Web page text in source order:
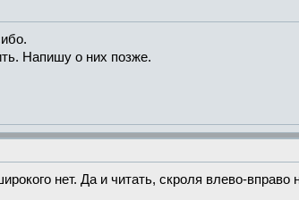
Напишу о них позже.
нет. Да и читать, скроля влево-вправо